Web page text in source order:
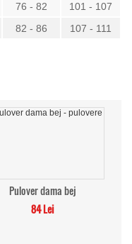
76 - 82
101 - 107
82 - 86 107 - 111
Pulover dama bej
84 Lei